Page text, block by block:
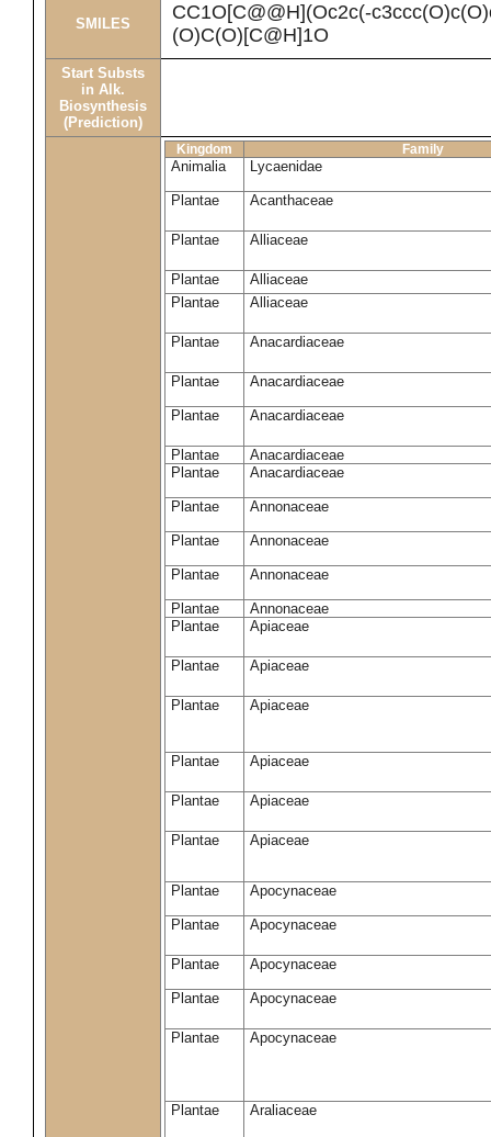
SMILES
CC1O[C@@H](Oc2c(-
(O)C(O)[C@H]1O
Start Substs
in Alk.
Biosynthesis
(Prediction)
Kingdom Family
Animalia Lycaenidae
Plantae Acanthaceae
Plantae Alliaceae
Plantae
Alliaceae
Plantae
Alliaceae
Plantae Anacardiaceae
Plantae Anacardiaceae
Plantae Anacardiaceae
Plantae
Anacardiaceae
Plantae
Anacardiaceae
Plantae Annonaceae
Plantae Annonaceae
Plantae Annonaceae
Plantae
Annonaceae
Plantae
Apiaceae
Plantae Apiaceae
Plantae Apiaceae
Plantae Apiaceae
Plantae Apiaceae
Plantae Apiaceae
Plantae Apocynaceae
Plantae Apocynaceae
Plantae Apocynaceae
Plantae Apocynaceae
Plantae Apocynaceae
Plantae Araliaceae